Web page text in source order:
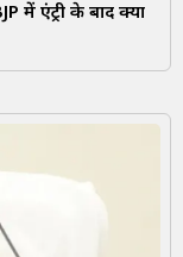
में एंट्री के बाद क्या